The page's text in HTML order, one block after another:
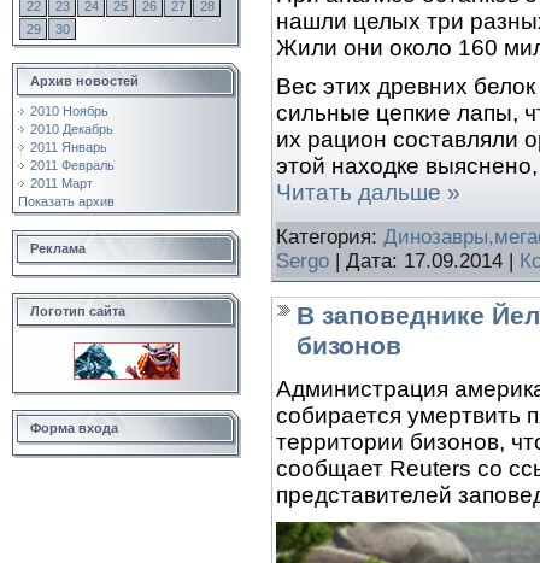
22
23 24 25 26 27
28
29
30
Архив новостей
2010 Ноябрь
2010 Декабрь
2011 Январь
2011 Февраль
2011 Март
Показать архив
Реклама
Логотип сайта
Форма входа
нашли целых три
Жили они около 160
Вес этих древних
сильные цепкие лапы,
их рацион составляли
этой находке
Читать дальше »
Категория:
Sergo | Дата: 17.09.2014 |
В заповеднике
бизонов
Администрация
собирается умертвить
территории бизонов,
сообщает Reuters со
представителей